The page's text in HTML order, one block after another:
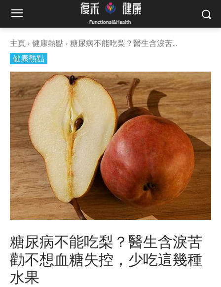
主頁 健康熱點 糖尿病不能吃梨？醫生含淚苦...
健康熱點
糖尿病不能吃梨？醫生含淚苦
勸不想血糖失控，少吃這幾種
水果